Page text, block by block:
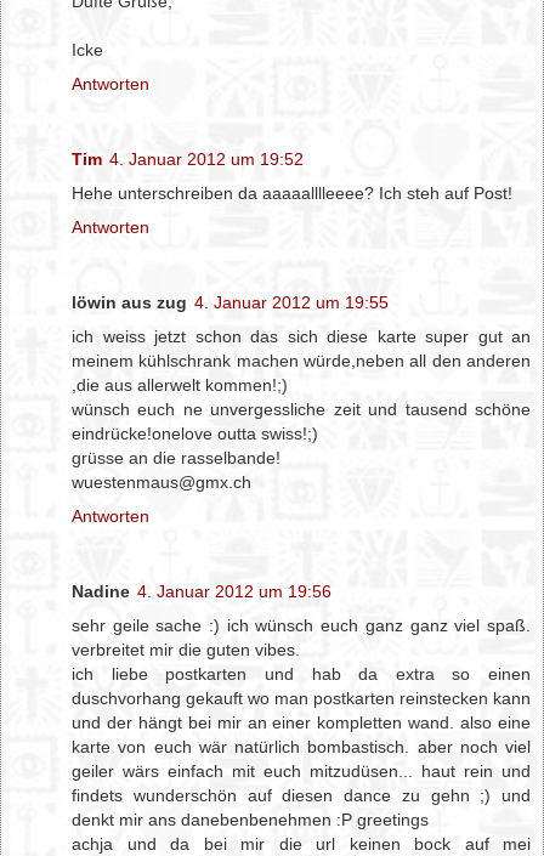
Icke
Antworten
Tim 4. Januar 2012 um 19:52
Hehe unterschreiben da aaaaalllleeee? Ich steh auf Post!
Antworten
löwin aus zug 4. Januar 2012 um 19:55
ich weiss jetzt schon das sich diese karte super gut an
meinem kühlschrank machen würde,neben all den anderen
,die aus allerwelt kommen!;)
wünsch euch ne unvergessliche zeit und tausend schöne
eindrücke!onelove outta swiss!;)
grüsse an die rasselbande!
wuestenmaus@gmx.ch
Antworten
Nadine 4. Januar 2012 um 19:56
sehr geile sache :) ich wünsch euch ganz ganz viel spaß.
verbreitet mir die guten vibes.
ich liebe postkarten und hab da extra so einen
duschvorhang gekauft wo man postkarten reinstecken kann
und der hängt bei mir an einer kompletten wand. also eine
karte von euch wär natürlich bombastisch. aber noch viel
geiler wärs einfach mit euch mitzudüsen... haut rein und
findets wunderschön auf diesen dance zu gehn ;) und
denkt mir ans danebenbenehmen :P greetings
achja und da bei mir die url keinen bock auf mei